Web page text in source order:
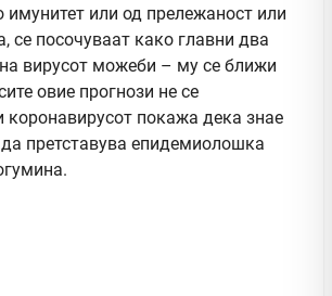
имунитет или од прележаност или
се посочуваат како главни два
вирусот можеби – му се ближи
овие прогнози не се
коронавирусот покажа дека знае
претставува епидемиолошка